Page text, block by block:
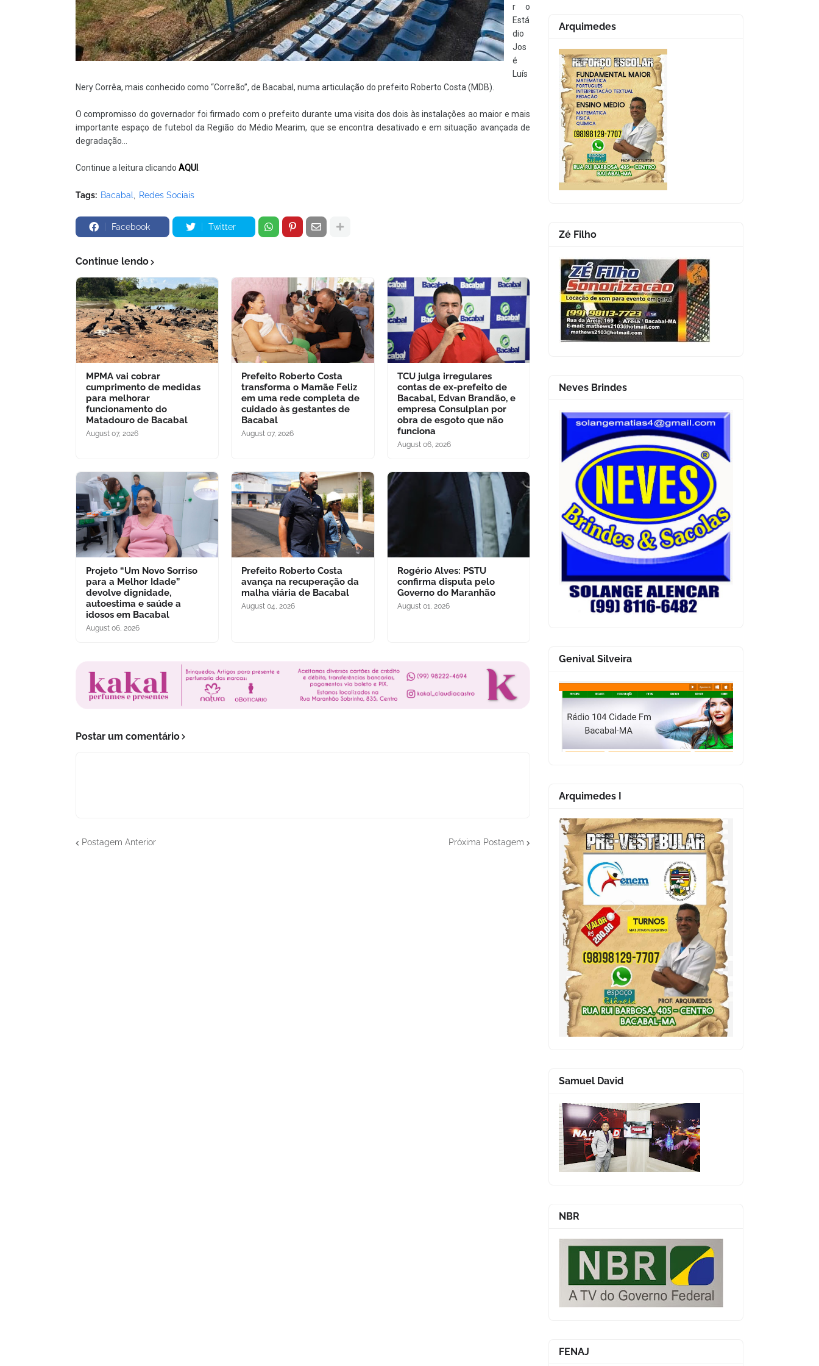
r o
Está
dio
Jos
é
Luís
Nery Corrêa, mais conhecido como “Correão”, de Bacabal, numa articulação do prefeito Roberto Costa (MDB).
O compromisso do governador foi firmado com o prefeito durante uma visita dos dois às instalações ao maior e mais
importante espaço de futebol da Região do Médio Mearim, que se encontra desativado e em situação avançada de
degradação...
Continue a leitura clicando AQUI .
Tags: Bacabal Redes Sociais
Facebook Twitter
Continue lendo
MPMA vai cobrar
cumprimento de medidas
para melhorar
funcionamento do
Matadouro de Bacabal
August 07, 2026
Prefeito Roberto Costa
transforma o Mamãe Feliz
em uma rede completa de
cuidado às gestantes de
Bacabal
August 07, 2026
TCU julga irregulares
contas de ex-prefeito de
Bacabal, Edvan Brandão, e
empresa Consulplan por
obra de esgoto que não
funciona
August 06, 2026
Projeto “Um Novo Sorriso
para a Melhor Idade”
devolve dignidade,
autoestima e saúde a
idosos em Bacabal
August 06, 2026
Prefeito Roberto Costa
avança na recuperação da
malha viária de Bacabal
August 04, 2026
Rogério Alves: PSTU
confirma disputa pelo
Governo do Maranhão
August 01, 2026
Postar um comentário
Postagem Anterior Próxima Postagem
Arquimedes
Zé Filho
Neves Brindes
Genival Silveira
Arquimedes I
Samuel David
NBR
FENAJ